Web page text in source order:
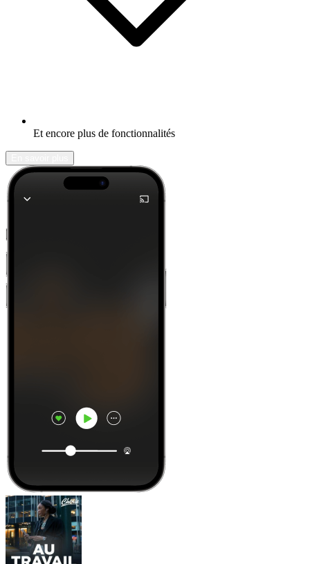
Et encore plus de fonctionnalités